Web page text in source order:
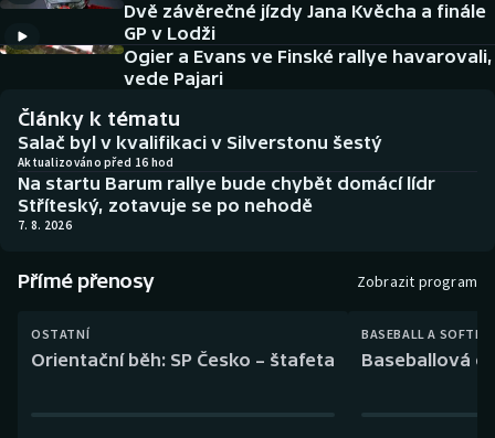
Americký fotbal
Baseball a softbal
Basketbal
Biatlon
Box
Curling
NEPŘEHLÉDNĚTE
Historické návraty
Aplikace ČT sport
Dvě závěrečné jízdy Jana Kvěcha a finále
GP v Lodži
Ogier a Evans ve Finské rallye havarovali,
vede Pajari
Články k tématu
Salač byl v kvalifikaci v Silverstonu šestý
Aktualizováno před 16 hod
Na startu Barum rallye bude chybět domácí lídr
Stříteský, zotavuje se po nehodě
7. 8. 2026
Přímé přenosy Zobrazit program
OSTATNÍ
Orientační běh: SP Česko – štafeta
BASEBALL A
Baseballová